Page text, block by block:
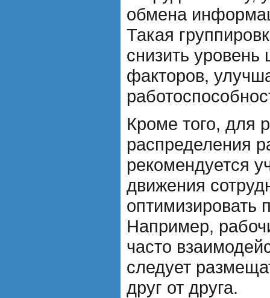
обмена
Такая
снизить
факторов,
Кроме того, для
распределения
рекомендуется
движения
оптимизировать
Например,
часто
следует
друг от друга.